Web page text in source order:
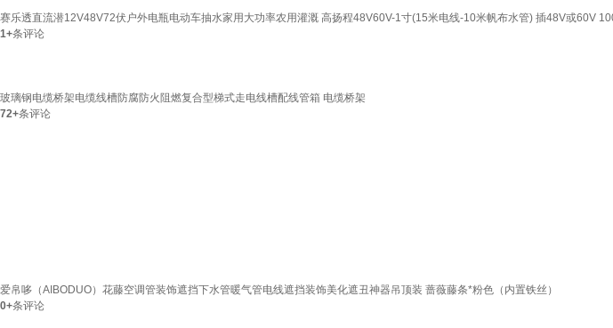
赛乐透直流潜12V48V72伏户外电瓶电动车抽水家用大功率农用灌溉 高扬程48V60V-1寸(15米电线-10米帆布水管) 插48V或60V
1+条评论
玻璃钢电缆桥架电缆线槽防腐防火阻燃复合型梯式走电线槽配线管箱 电缆桥架
72+条评论
爱帛哆（AIBODUO）花藤空调管装饰遮挡下水管暖气管电线遮挡装饰美化遮丑神器吊顶装 蔷薇藤条*粉色（内置铁丝）
0+条评论